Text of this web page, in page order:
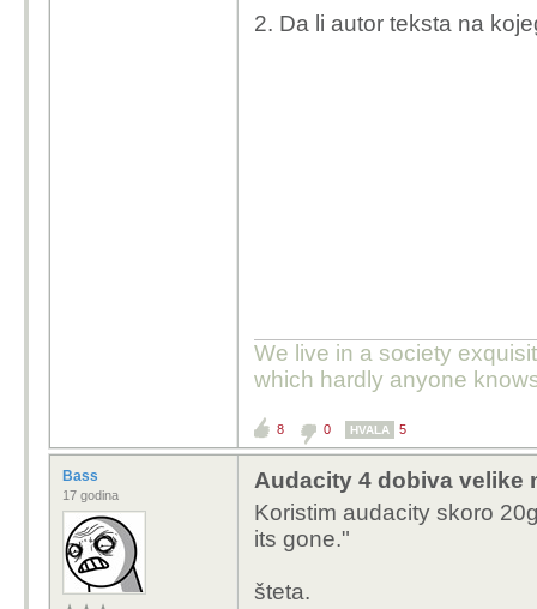
2. Da li autor teksta na
We live in a society
which hardly anyone
8 0 HVALA 5
Bass
17 godina
Audacity 4 dobiva velike
Koristim audacity skoro
its gone."
šteta.